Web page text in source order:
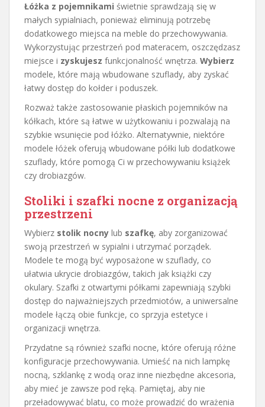
Łóżka z pojemnikami świetnie sprawdzają się w
małych sypialniach, ponieważ eliminują potrzebę
dodatkowego miejsca na meble do przechowywania.
Wykorzystując przestrzeń pod materacem, oszczędzasz
miejsce i zyskujesz funkcjonalność wnętrza. Wybierz
modele, które mają wbudowane szuflady, aby zyskać
łatwy dostęp do kołder i poduszek.
Rozważ także zastosowanie płaskich pojemników na
kółkach, które są łatwe w użytkowaniu i pozwalają na
szybkie wsunięcie pod łóżko. Alternatywnie, niektóre
modele łóżek oferują wbudowane półki lub dodatkowe
szuflady, które pomogą Ci w przechowywaniu książek
czy drobiazgów.
Stoliki i szafki nocne z organizacją
przestrzeni
Wybierz stolik nocny lub szafkę, aby zorganizować
swoją przestrzeń w sypialni i utrzymać porządek.
Modele te mogą być wyposażone w szuflady, co
ułatwia ukrycie drobiazgów, takich jak książki czy
okulary. Szafki z otwartymi półkami zapewniają szybki
dostęp do najważniejszych przedmiotów, a uniwersalne
modele łączą obie funkcje, co sprzyja estetyce i
organizacji wnętrza.
Przydatne są również szafki nocne, które oferują różne
konfiguracje przechowywania. Umieść na nich lampkę
nocną, szklankę z wodą oraz inne niezbędne akcesoria,
aby mieć je zawsze pod ręką. Pamiętaj, aby nie
przeładowywać blatu, co może prowadzić do wrażenia